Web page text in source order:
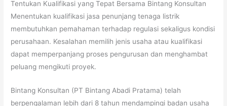
Tentukan Kualifikasi yang Tepat Bersama Bintang Konsultan
Menentukan kualifikasi jasa penunjang tenaga listrik
membutuhkan pemahaman terhadap regulasi sekaligus kondisi
perusahaan. Kesalahan memilih jenis usaha atau kualifikasi
dapat memperpanjang proses pengurusan dan menghambat
peluang mengikuti proyek.
Bintang Konsultan (PT Bintang Abadi Pratama) telah
berpengalaman lebih dari 8 tahun mendampingi badan usaha